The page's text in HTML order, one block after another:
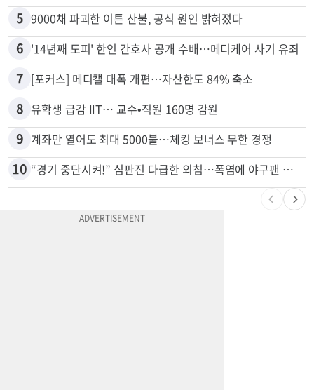
5 9000채 파괴한 이튼 산불, 공식 원인 밝혀졌다
6 '14년째 도피' 한인 간호사 공개 수배…메디케어 사기 유죄
7 [포커스] 메디캘 대폭 개편…자산한도 84% 축소
8 유학생 급감 IIT… 교수•직원 160명 감원
9 계좌만 열어도 최대 5000불…체킹 보너스 무한 경쟁
10 “경기 중단시켜!” 심판진 다급한 외침…폭염에 야구팬 쓰러졌다